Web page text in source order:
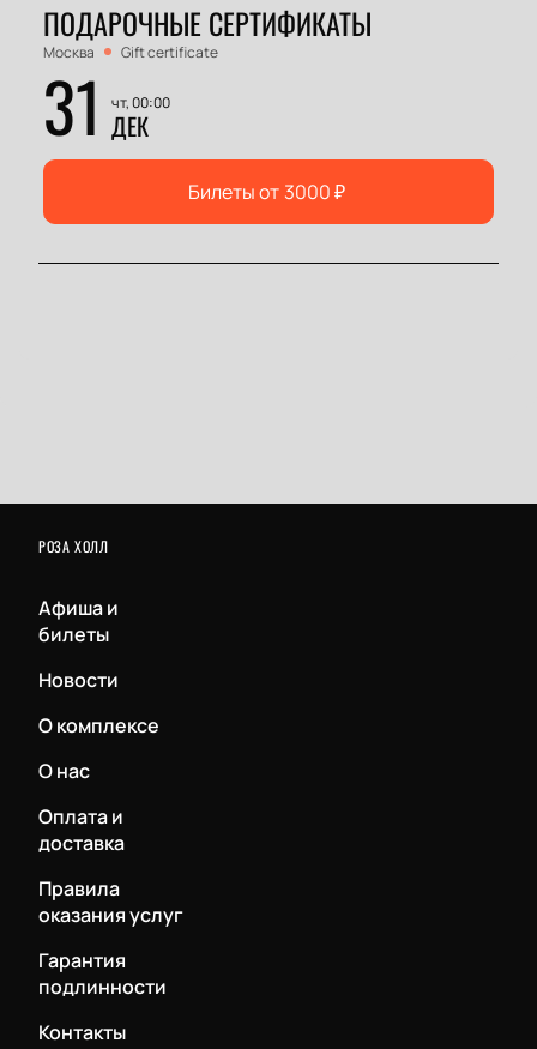
ПОДАРОЧНЫЕ СЕРТИФИКАТЫ
Москва Gift certificate
31 чт, 00:00
ДЕК
Билеты от 3000₽
РОЗА ХОЛЛ
Афиша и
билеты
Новости
О комплексе
О нас
Оплата и
доставка
Правила
оказания услуг
Гарантия
подлинности
Контакты